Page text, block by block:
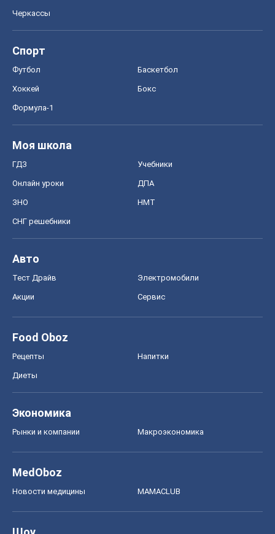
Черкассы
Спорт
Футбол Баскетбол
Хоккей Бокс
Формула-1
Моя школа
ГДЗ Учебники
Онлайн уроки ДПА
ЗНО НМТ
СНГ решебники
Авто
Тест Драйв Электромобили
Акции Сервис
Food Oboz
Рецепты Напитки
Диеты
Экономика
Рынки и компании Mакроэкономика
MedOboz
Новости медицины MAMACLUB